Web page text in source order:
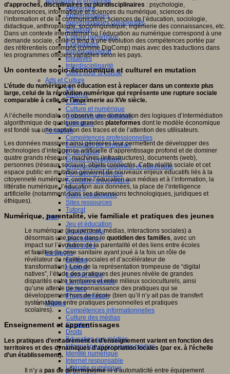
Apprendre
Apprentissages
Apprentissages collaboratifs
Créativité
Culture numérique
Evaluations
Individualisation
Initiatives
Interdisciplinarité
Outils pour la classe
Arts et Culture
Art
Cinéma
Culture
Culture et numérique
Dispositifs de médiation
Littérature
Formation
Compétences professionnelles
Dispositifs de formation
E- formation
Enjeux et évolutions
Enseignement supérieur et numérique
Formations hybrides
Formation universitaire
Mooc’s
Outils collaboratifs
Sites ressources
Tutorat
Jeux
Jeu et éducation
Jeux 4/12 ans
Jeux sérieux
Jeux vidéo
Langages
Ecriture
Humour
Langue orale
Langues vivantes
Lecture
Programmation
Médias
Compétences informationnelles
Culture des médias
Curation
Droits
Education aux médias
Information et nouveaux médias
Identité numérique
Internet responsable
Littératie numérique
d’approches, disciplinaires ou pluridisciplinaires : psychologie,
neurosciences, informatique et sciences du numérique, sciences de
l’information et de la communication, sciences de l’éducation, sociologie,
didactique, anthropologie, sociolinguistique, ingénierie des connaissances, etc.
Dans un contexte international où l’éducation au numérique correspond à une
demande sociale, celle-ci tend à une évolution des compétences portée par
des référentiels communs (comme DigComp) mais avec des traductions dans
les programmes officiels variables selon les pays.
Un contexte socio-économique et culturel en mutation
L’étude du numérique en éducation est à replacer dans un contexte plus
large, celui de la révolution numérique qui représente une rupture sociale
comparable à celle de l’imprimerie au XVe siècle.
A l’échelle mondiale on observe une domination des logiques d’intermédiation
algorithmique de quelques grandes plateformes dont le modèle économique
est fondé sur une captation des traces et de l’attention des utilisateurs.
Les données massives ainsi générées leur permettent de développer des
technologies d’intelligence artificielle d’apprentissage profond et de dominer
quatre grands réseaux : machines (infrastructures), documents (web),
personnes (réseaux sociaux), objets connectés. Cette réalité sociale et cet
espace public en mutation génèrent de nouveaux enjeux éducatifs liés à la
citoyenneté numérique, comme l’éducation aux médias et à l’information, la
littératie numérique, l’éducation aux données, la place de l’intelligence
artificielle (notamment dans ses dimensions technologiques, juridiques et
éthiques).
Numérique, parentalité, vie familiale et pratiques des jeunes
Le numérique (équipement, médias, interactions sociales) a
désormais une place dans le quotidien des familles, avec un
impact sur l’évolution de la parentalité et des liens entre écoles
et familles (la crise sanitaire ayant joué à la fois un rôle de
révélateur de réalités sociales et d’accélérateur de
transformation). Loin de la représentation trompeuse de “digital
natives”, l’étude des pratiques des jeunes révèle de grandes
disparités entre territoires et entre milieux socioculturels, ainsi
qu’une attente de reconnaissance des pratiques qui se
développement hors de l’école (bien qu’il n’y ait pas de transfert
systématique entre pratiques personnelles et pratiques
scolaires).
Enseignement et apprentissages
Les pratiques d’encadrement et d’enseignement varient en fonction des
territoires et des dynamiques d’appropriation locales (par ex. à l’échelle
d’un établissement).
Il n’y a pas de déterminismeni d’automaticité entre équipement